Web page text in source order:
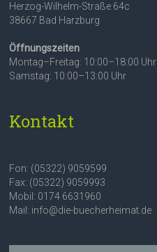
Herzog-Wilhelm-Straße 64c
38667 Bad Harzburg
Öffnungszeiten
Montag–Freitag: 10:00–18:00 Uhr
Samstag: 10:00–13:00 Uhr
Kontakt
Fon: (05322) 9059599
Fax: (05322) 9059993
Mobil: 0174 6631960
Mail: info@die-buecherheimat.de